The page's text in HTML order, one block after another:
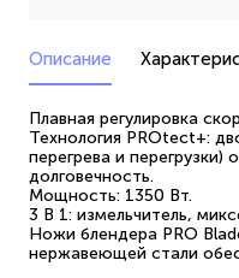
Описание
Плавная регулировка
Технология PROtect+:
перегрева и
долговечность.
Мощность: 1350 Вт.
3 В 1: измельчитель,
Ножи блендера PRO
нержавеющей стали